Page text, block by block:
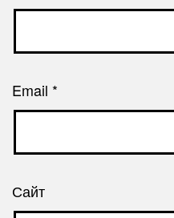
Email *
Сайт